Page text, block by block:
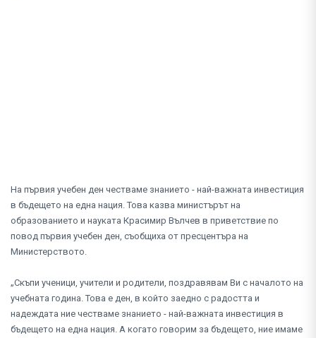
На първия учебен ден честваме знанието - най-важната инвестиция
в бъдещето на една нация. Това казва министърът на
образованието и науката Красимир Вълчев в приветствие по
повод първия учебен ден, съобщиха от пресцентъра на
Министерството.
„Скъпи ученици, учители и родители, поздравявам Ви с началото на
учебната година. Това е ден, в който заедно с радостта и
надеждата ние честваме знанието - най-важната инвестиция в
бъдещето на една нация. А когато говорим за бъдещето, ние имаме